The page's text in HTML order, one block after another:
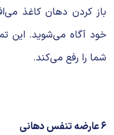
باز کردن دهان کاغذ
خود آگاه می‌شوید. این
شما را رفع می‌کند.
۶ عارضه تنفس دهانی